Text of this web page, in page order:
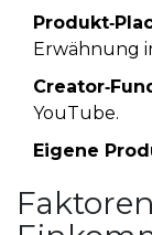
Erwähnung
YouTube.
Eigene